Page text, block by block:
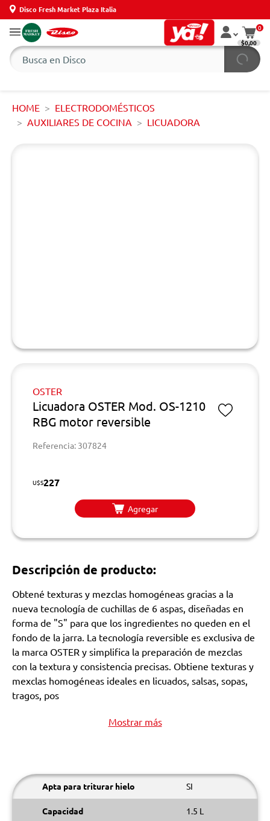
Disco Fresh Market Plaza Italia
0
$0,00
HOME
ELECTRODOMÉSTICOS
AUXILIARES DE COCINA
LICUADORA
OSTER
Licuadora OSTER Mod. OS-1210
RBG motor reversible
Referencia: 307824
U$S227
Agregar
Descripción de producto:
Obtené texturas y mezclas homogéneas gracias a la
nueva tecnología de cuchillas de 6 aspas, diseñadas en
forma de "S" para que los ingredientes no queden en el
fondo de la jarra. La tecnología reversible es exclusiva de
la marca OSTER y simplifica la preparación de mezclas
con la textura y consistencia precisas. Obtiene texturas y
mexclas homogéneas ideales en licuados, salsas, sopas,
tragos, pos
Mostrar más
Apta para triturar hielo SI
Capacidad 1.5 L